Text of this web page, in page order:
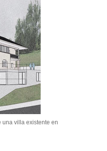
una villa existente en